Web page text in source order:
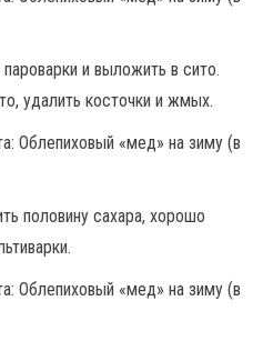
и выложить в сито.
удалить косточки и жмых.
половину сахара, хорошо